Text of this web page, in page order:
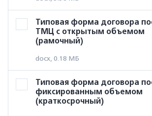
Типовая форма договора
ТМЦ с открытым объемом
(рамочный)
docx, 0.18 МБ
Типовая форма договора
фиксированным объемом
(краткосрочный)